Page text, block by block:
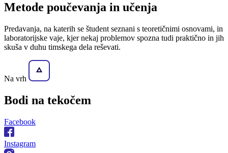
Metode poučevanja in učenja
Predavanja, na katerih se študent seznani s teoretičnimi osnovami, in
laboratorijske vaje, kjer nekaj problemov spozna tudi praktično in jih
skuša v duhu timskega dela reševati.
Na vrh
Bodi na tekočem
Facebook
Instagram